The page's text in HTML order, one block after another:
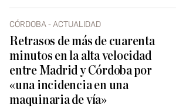
CÓRDOBA - ACTUALIDAD
Retrasos de más de cuarenta
minutos en la alta velocidad
entre Madrid y Córdoba por
«una incidencia en una
maquinaria de vía»